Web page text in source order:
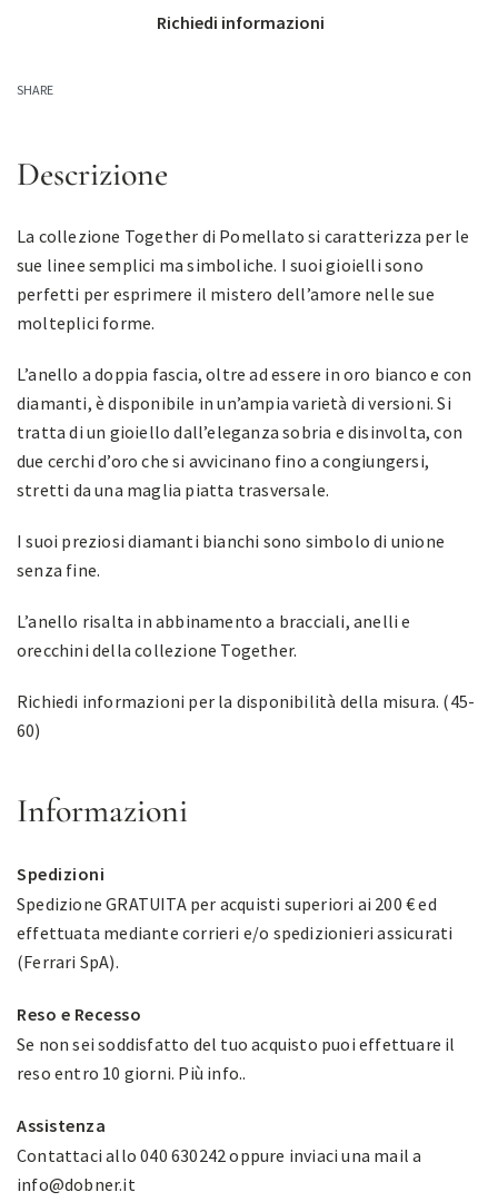
Richiedi informazioni
SHARE
Descrizione
La collezione Together di Pomellato si caratterizza per le
sue linee semplici ma simboliche. I suoi gioielli sono
perfetti per esprimere il mistero dell’amore nelle sue
molteplici forme.
L’anello a doppia fascia, oltre ad essere in oro bianco e con
diamanti, è disponibile in un’ampia varietà di versioni. Si
tratta di un gioiello dall’eleganza sobria e disinvolta, con
due cerchi d’oro che si avvicinano fino a congiungersi,
stretti da una maglia piatta trasversale.
I suoi preziosi diamanti bianchi sono simbolo di unione
senza fine.
L’anello risalta in abbinamento a bracciali, anelli e
orecchini della collezione Together.
Richiedi informazioni per la disponibilità della misura. (45-
60)
Informazioni
Spedizioni
Spedizione GRATUITA per acquisti superiori ai 200 € ed
effettuata mediante corrieri e/o spedizionieri assicurati
(Ferrari SpA).
Reso e Recesso
Se non sei soddisfatto del tuo acquisto puoi effettuare il
reso entro 10 giorni. Più info..
Assistenza
Contattaci allo 040 630242 oppure inviaci una mail a
info@dobner.it